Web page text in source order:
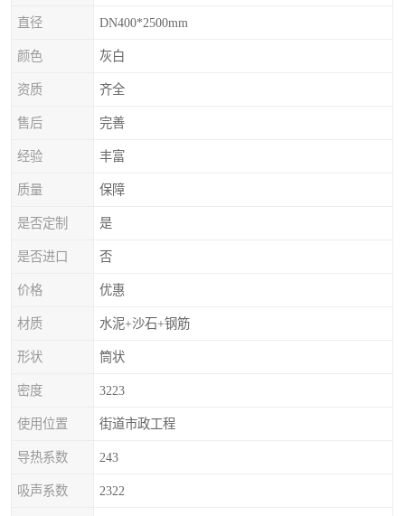
直径 DN400*2500mm
颜色 灰白
资质 齐全
售后 完善
经验 丰富
质量 保障
是否定制 是
是否进口 否
价格 优惠
材质 水泥+沙石+钢筋
形状 筒状
密度 3223
使用位置 街道市政工程
导热系数 243
吸声系数 2322